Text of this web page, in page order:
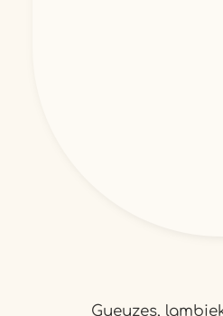
Gueuzes,